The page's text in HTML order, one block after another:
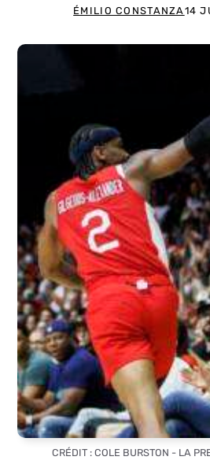
ÉMILIO CONSTANZA14
CRÉDIT : COLE BURSTON - LA